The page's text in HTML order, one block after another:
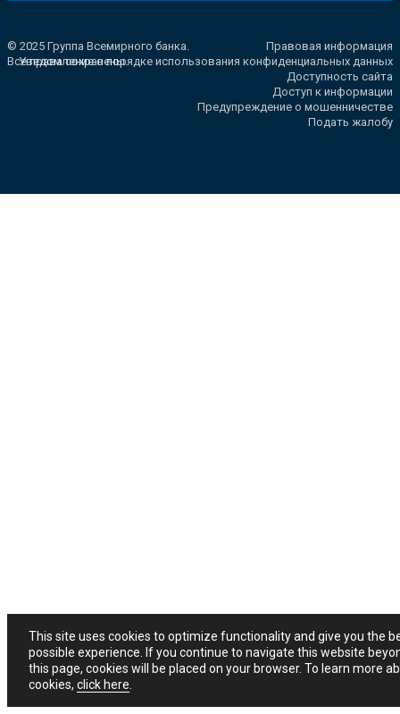
© 2025 Группа Всемирного банка.
Все права сохранены.
Правовая информация
Уведомление о порядке использования конфиденциальных данных
Доступность сайта
Доступ к информации
Предупреждение о мошенничестве
Подать жалобу
This site uses cookies to optimize functionality and give you the
possible experience. If you continue to navigate this website
this page, cookies will be placed on your browser. To learn more
cookies, click here